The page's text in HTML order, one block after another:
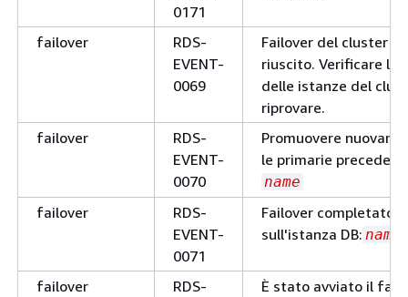
0171
failover
RDS-
EVENT-
0069
Failover del cluster
riuscito. Verificare lo
delle istanze del
riprovare.
failover
RDS-
EVENT-
0070
Promuovere
le primarie
name
failover
RDS-
EVENT-
0071
Failover completato
sull'istanza DB: name
failover
RDS-
È stato avviato il